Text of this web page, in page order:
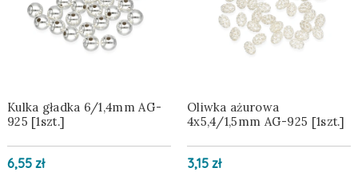
Kulka gładka 6/1,4mm AG-
925 [1szt.]
6,55 zł
Oliwka ażurowa
4x5,4/1,5mm AG-925 [1szt.]
3,15 zł